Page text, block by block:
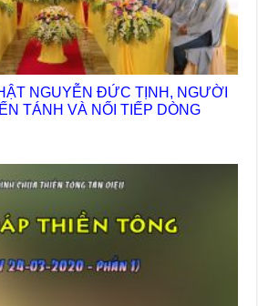
NGUYỄN ĐỨC TỊNH, NGƯỜI
TÁNH VÀ NỐI TIẾP DÒNG